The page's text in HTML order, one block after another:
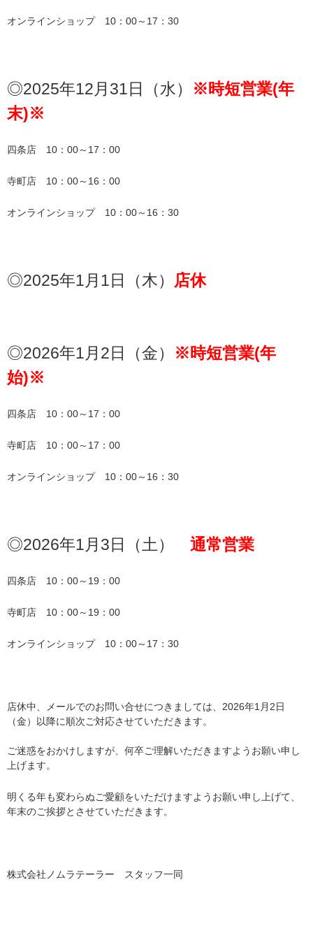
オンラインショップ　10：00～17：30
◎2025年12月31日（水）
※時短営業(年
末)※
四条店　10：00～17：00
寺町店　10：00～16：00
オンラインショップ　10：00～16：30
◎2025年1月1日（木） 店休
◎2026年1月2日（金）
※時短営業(年
始)※
四条店　10：00～17：00
寺町店　10：00～17：00
オンラインショップ　10：00～16：30
◎2026年1月3日（土） 通常営業
四条店　10：00～19：00
寺町店　10：00～19：00
オンラインショップ　10：00～17：30
店休中、メールでのお問い合せにつきましては、2026年1月2日
（金）以降に順次ご対応させていただきます。
ご迷惑をおかけしますが、何卒ご理解いただきますようお願い申し
上げます。
明くる年も変わらぬご愛顧をいただけますようお願い申し上げて、
年末のご挨拶とさせていただきます。
株式会社ノムラテーラー　スタッフ一同